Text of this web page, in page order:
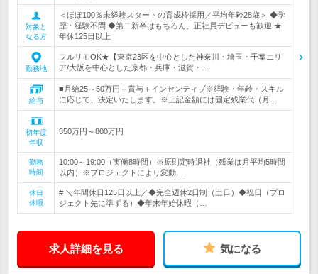
対象と
なる方
＜ほぼ100％未経験スタートの育成枠採用／平均年齢28歳＞ ◆学
歴・経験不問 ◆第二新卒はもちろん、正社員デビューも歓迎 ★
年休125日以上
勤務地
フルリモOK★【東京23区を中心とした神奈川・埼玉・千葉エリ
ア/大阪を中心とした京都・兵庫・滋賀・…
給与
■月給25～50万円＋賞与＋インセンティブ※経験・年齢・スキル
に応じて、決定いたします。※上記金額には固定残業代（月…
初年度
年収
350万円～800万円
勤務
時間
10:00～19:00（実働8時間）※原則定時退社（残業は月平均5時間
以内）※プロジェクトにより変動…
休日
休暇
# ＼年間休日125日以上／◆完全週休2日制（土日）◆祝日（プロ
ジェクト先に準ずる）◆年末年始休暇（…
求人詳細を見る 気になる